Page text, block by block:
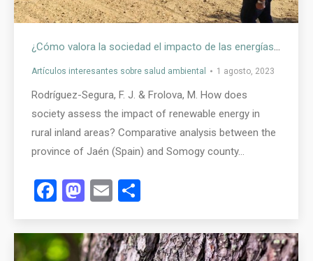
¿Cómo valora la sociedad el impacto de las energías renovables en áreas rurales de interior?
Artículos interesantes sobre salud ambiental 1 agosto, 2023
Rodríguez-Segura, F. J. & Frolova, M. How does
society assess the impact of renewable energy in
rural inland areas? Comparative analysis between the
province of Jaén (Spain) and Somogy county…
Facebook
Mastodon
Email